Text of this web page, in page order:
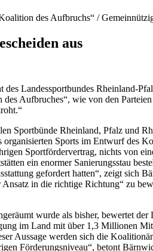
des Aufbruchs“ /
aus
des Landessportbundes
Aufbruches“, wie von den
Sportbünde Rheinland, Pfalz und
Sports im Entwurf des
Sportfördervertrag, nichts von
ein enormer Sanierungsstau
gefordert hatten“, zeigt
in die richtige Richtung“ zu
wurde als bisher, bewertet
im Land mit über 1,3 Millionen
Aussage werden sich die
Förderungsniveau“, betont